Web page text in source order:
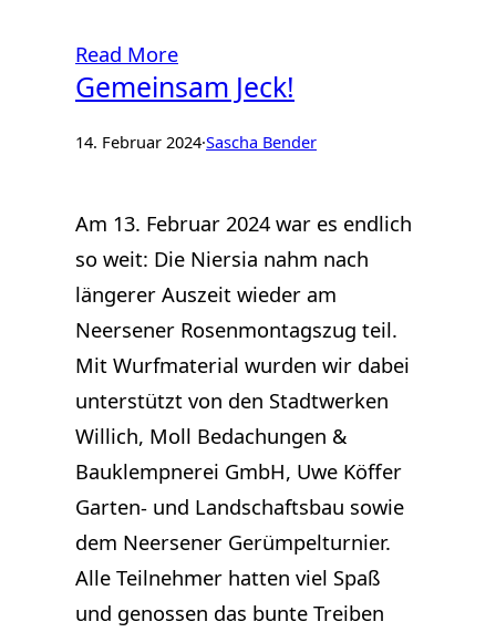
Read More
Gemeinsam Jeck!
14. Februar 2024·Sascha Bender
Am 13. Februar 2024 war es endlich
so weit: Die Niersia nahm nach
längerer Auszeit wieder am
Neersener Rosenmontagszug teil.
Mit Wurfmaterial wurden wir dabei
unterstützt von den Stadtwerken
Willich, Moll Bedachungen &
Bauklempnerei GmbH, Uwe Köffer
Garten- und Landschaftsbau sowie
dem Neersener Gerümpelturnier.
Alle Teilnehmer hatten viel Spaß
und genossen das bunte Treiben